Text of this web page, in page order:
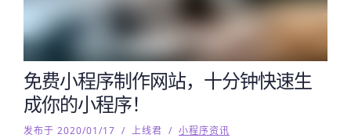
免费小程序制作网站，十分钟快速生
成你的小程序！
发布于 2020/01/17 / 上线君 / 小程序资讯